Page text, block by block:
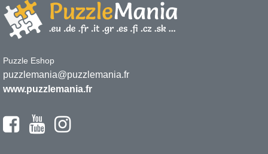
Puzzle Eshop
puzzlemania@puzzlemania.fr
www.puzzlemania.fr